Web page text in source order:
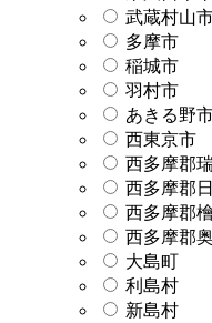
武蔵村山
多摩市
稲城市
羽村市
あきる野
西東京市
西多摩郡
西多摩郡
西多摩郡
西多摩郡
大島町
利島村
新島村